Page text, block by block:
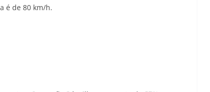
é de 80 km/h.